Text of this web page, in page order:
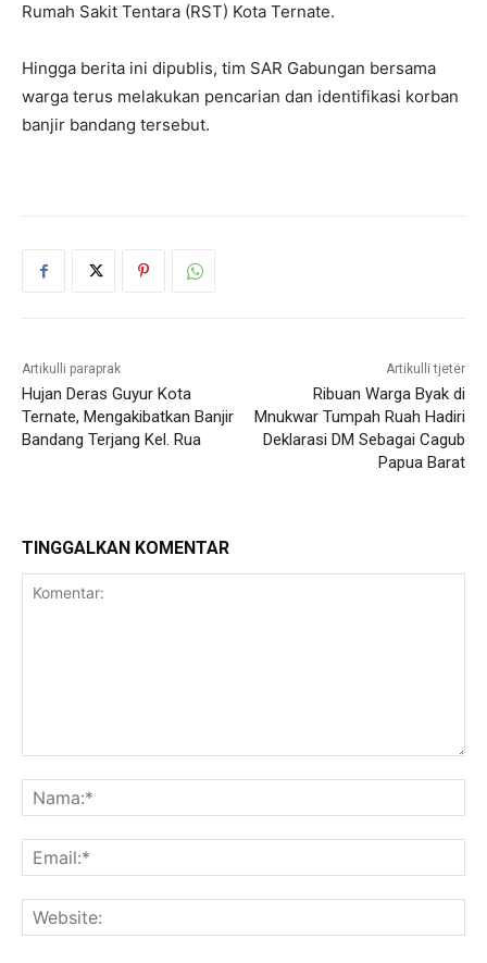
Rumah Sakit Tentara (RST) Kota Ternate.
Hingga berita ini dipublis, tim SAR Gabungan bersama
warga terus melakukan pencarian dan identifikasi korban
banjir bandang tersebut.
Artikulli paraprak
Hujan Deras Guyur Kota
Ternate, Mengakibatkan Banjir
Bandang Terjang Kel. Rua
Artikulli tjetër
Ribuan Warga Byak di
Mnukwar Tumpah Ruah Hadiri
Deklarasi DM Sebagai Cagub
Papua Barat
TINGGALKAN KOMENTAR